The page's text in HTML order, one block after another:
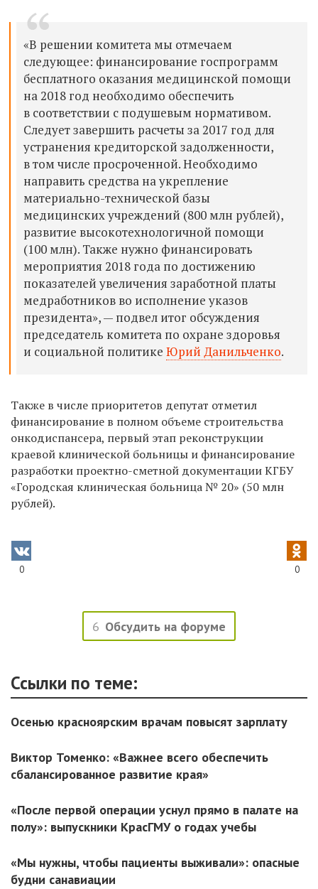
«В решении комитета мы отмечаем
следующее: финансирование госпрограмм
бесплатного оказания медицинской помощи
на 2018 год необходимо обеспечить
в соответствии с подушевым нормативом.
Следует завершить расчеты за 2017 год для
устранения кредиторской задолженности,
в том числе просроченной. Необходимо
направить средства на укрепление
материально-технической базы
медицинских учреждений (800 млн рублей),
развитие высокотехнологичной помощи
(100 млн). Также нужно финансировать
мероприятия 2018 года по достижению
показателей увеличения заработной платы
медработников во исполнение указов
президента», — подвел итог обсуждения
председатель комитета по охране здоровья
и социальной политике Юрий Данильченко.
Также в числе приоритетов депутат отметил
финансирование в полном объеме строительства
онкодиспансера, первый этап реконструкции
краевой клинической больницы и финансирование
разработки проектно-сметной документации КГБУ
«Городская клиническая больница № 20» (50 млн
рублей).
0 0
6 Обсудить на форуме
Ссылки по теме:
Осенью красноярским врачам повысят зарплату
Виктор Томенко: «Важнее всего обеспечить
сбалансированное развитие края»
«После первой операции уснул прямо в палате на
полу»: выпускники КрасГМУ о годах учебы
«Мы нужны, чтобы пациенты выживали»: опасные
будни санавиации